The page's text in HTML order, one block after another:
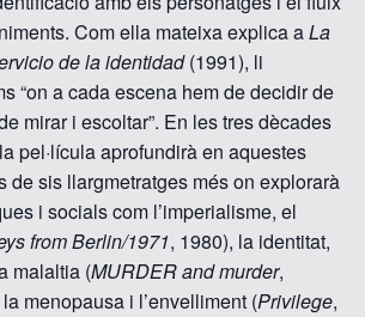
Com ella mateixa explica aLa
de la identidad(1991), li
“on a cada escena hem de decidir de
mirar i escoltar”. En les tres dècades
pel·lícula aprofundirà en aquestes
de sis llargmetratges més on explorarà
i socials com l’imperialisme, el
from Berlin/1971, 1980), la identitat,
malaltia (MURDER and murder,
menopausa i l’envelliment (Privilege,